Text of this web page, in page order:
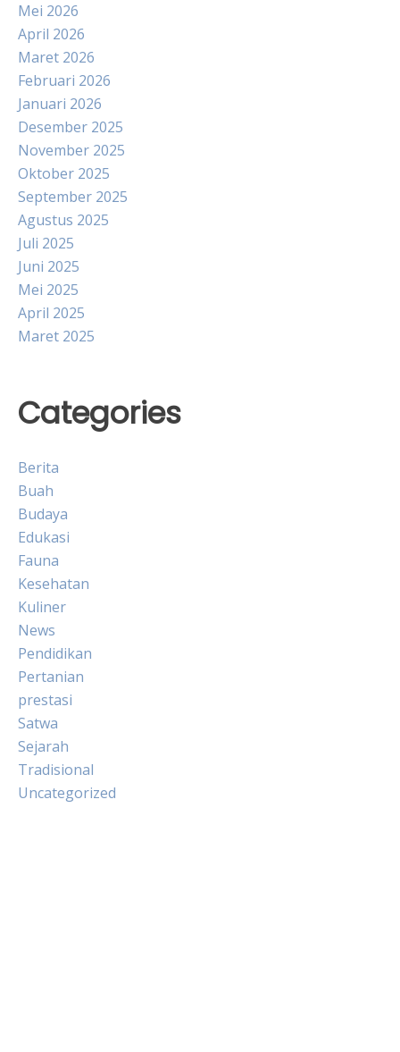
Mei 2026
April 2026
Maret 2026
Februari 2026
Januari 2026
Desember 2025
November 2025
Oktober 2025
September 2025
Agustus 2025
Juli 2025
Juni 2025
Mei 2025
April 2025
Maret 2025
Categories
Berita
Buah
Budaya
Edukasi
Fauna
Kesehatan
Kuliner
News
Pendidikan
Pertanian
prestasi
Satwa
Sejarah
Tradisional
Uncategorized